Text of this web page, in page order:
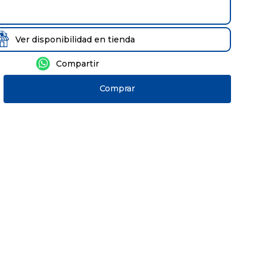
Ver disponibilidad en tienda
Comprar